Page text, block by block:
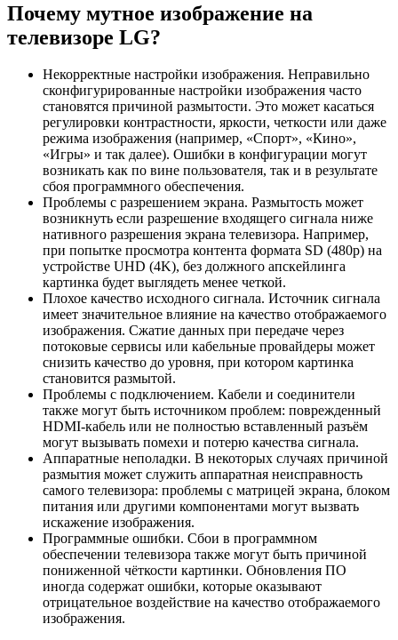
Почему мутное изображение на
телевизоре LG?
Некорректные настройки изображения. Неправильно
сконфигурированные настройки изображения часто
становятся причиной размытости. Это может касаться
регулировки контрастности, яркости, четкости или даже
режима изображения (например, «Спорт», «Кино»,
«Игры» и так далее). Ошибки в конфигурации могут
возникать как по вине пользователя, так и в результате
сбоя программного обеспечения.
Проблемы с разрешением экрана. Размытость может
возникнуть если разрешение входящего сигнала ниже
нативного разрешения экрана телевизора. Например,
при попытке просмотра контента формата SD (480p) на
устройстве UHD (4K), без должного апскейлинга
картинка будет выглядеть менее четкой.
Плохое качество исходного сигнала. Источник сигнала
имеет значительное влияние на качество отображаемого
изображения. Сжатие данных при передаче через
потоковые сервисы или кабельные провайдеры может
снизить качество до уровня, при котором картинка
становится размытой.
Проблемы с подключением. Кабели и соединители
также могут быть источником проблем: поврежденный
HDMI-кабель или не полностью вставленный разъём
могут вызывать помехи и потерю качества сигнала.
Аппаратные неполадки. В некоторых случаях причиной
размытия может служить аппаратная неисправность
самого телевизора: проблемы с матрицей экрана, блоком
питания или другими компонентами могут вызвать
искажение изображения.
Программные ошибки. Сбои в программном
обеспечении телевизора также могут быть причиной
пониженной чёткости картинки. Обновления ПО
иногда содержат ошибки, которые оказывают
отрицательное воздействие на качество отображаемого
изображения.